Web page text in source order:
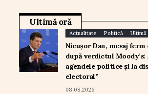
Ultimă oră
Actualitate Politică
Nicușor Dan, mesaj
după verdictul Moody’s:
agendele politice și la
electoral”
08.08.2026